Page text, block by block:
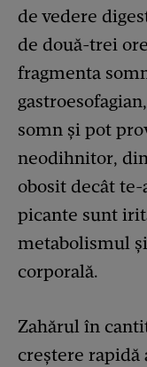
de vedere
de două-trei
fragmenta
somn și pot
neodihnitor,
obosit decât
picante sunt
metabolismul
corporală.
Zahărul în
creștere rapidă